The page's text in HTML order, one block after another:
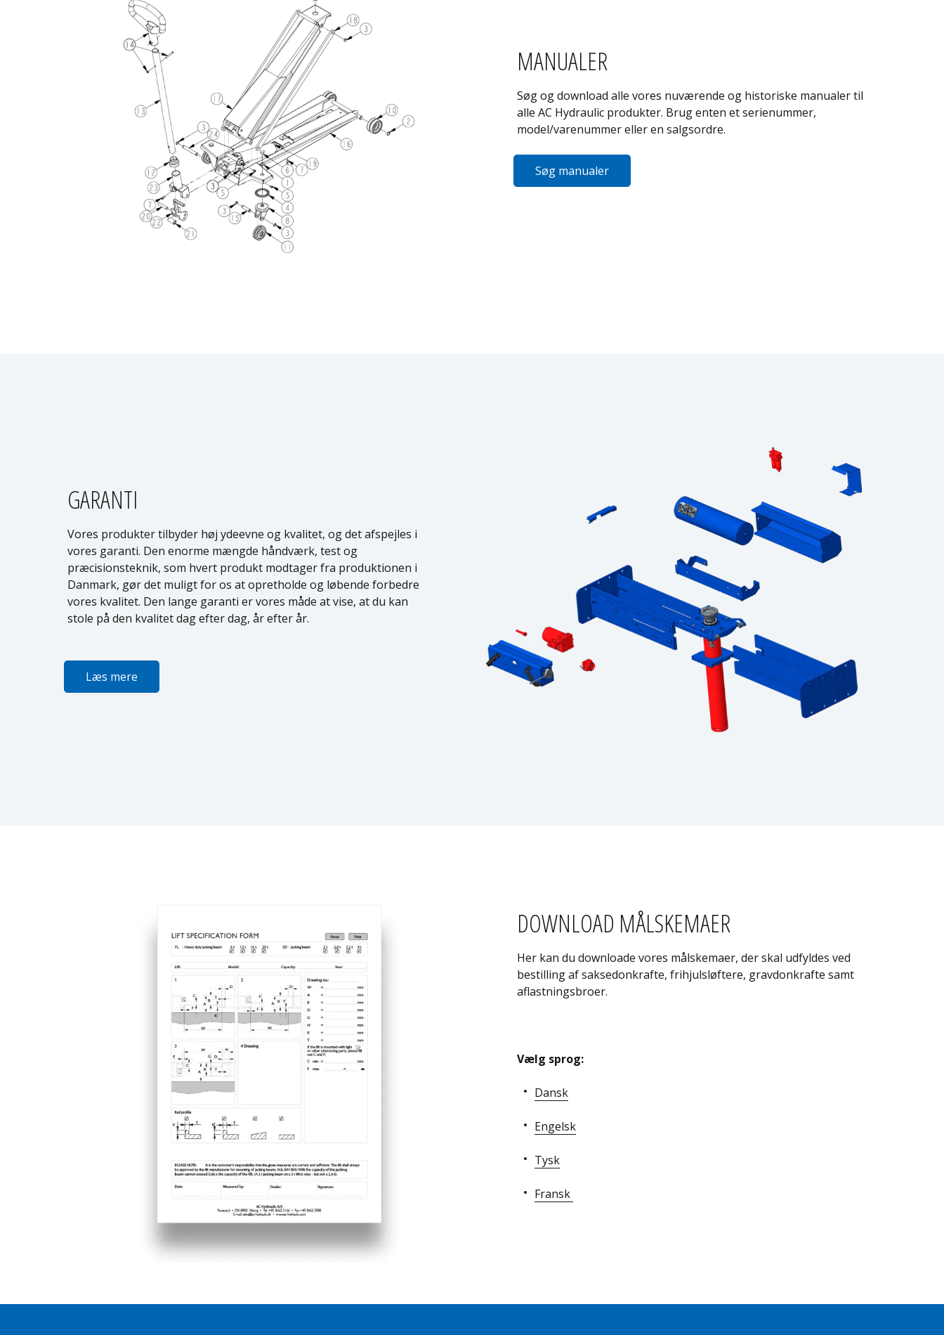
MANUALER
Søg og download alle vores nuværende og historiske manualer til
alle AC Hydraulic produkter. Brug enten et serienummer,
model/varenummer eller en salgsordre.
Søg manualer
GARANTI
Vores produkter tilbyder høj ydeevne og kvalitet, og det afspejles i
vores garanti. Den enorme mængde håndværk, test og
præcisionsteknik, som hvert produkt modtager fra produktionen i
Danmark, gør det muligt for os at opretholde og løbende forbedre
vores kvalitet. Den lange garanti er vores måde at vise, at du kan
stole på den kvalitet dag efter dag, år efter år.
Læs mere
DOWNLOAD MÅLSKEMAER
Her kan du downloade vores målskemaer, der skal udfyldes ved
bestilling af saksedonkrafte, frihjulsløftere, gravdonkrafte samt
aflastningsbroer.
Vælg sprog:
Dansk
Engelsk
Tysk
Fransk